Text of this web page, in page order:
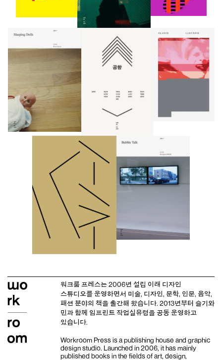
워크룸 프레스는 2006년 설립 이래 디자인
스튜디오를 운영하면서 미술, 디자인, 문학, 인문, 음악,
패션 분야의 책을 출간해 왔습니다. 2013년부터 슬기와
민과 함께 임프린트 작업실유령을 공동 운영하고
있습니다.
Workroom Press is a publishing house and graphic
design studio. Launched in 2006, it has mainly
published books in the fields of art, design,